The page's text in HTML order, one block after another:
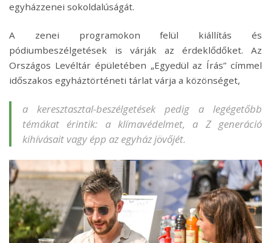
egyházzenei sokoldalúságát.
A zenei programokon felül kiállítás és
pódiumbeszélgetések is várják az érdeklődőket. Az
Országos Levéltár épületében „Egyedül az Írás” címmel
időszakos egyháztörténeti tárlat várja a közönséget,
a keresztasztal-beszélgetések pedig a legégetőbb
témákat érintik: a klímavédelmet, a Z generáció
kihívásait vagy épp az egyház jövőjét.